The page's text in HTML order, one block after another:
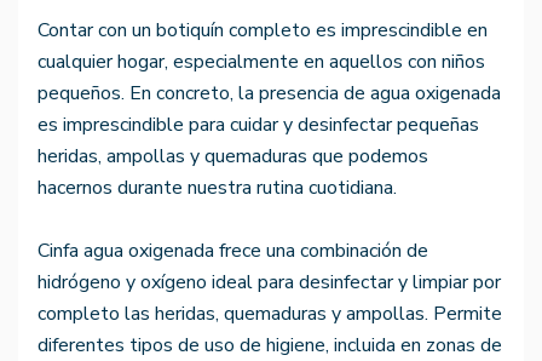
Contar con un botiquín completo es imprescindible en
cualquier hogar, especialmente en aquellos con niños
pequeños. En concreto, la presencia de agua oxigenada
es imprescindible para cuidar y desinfectar pequeñas
heridas, ampollas y quemaduras que podemos
hacernos durante nuestra rutina cuotidiana.
Cinfa agua oxigenada frece una combinación de
hidrógeno y oxígeno ideal para desinfectar y limpiar por
completo las heridas, quemaduras y ampollas. Permite
diferentes tipos de uso de higiene, incluida en zonas de